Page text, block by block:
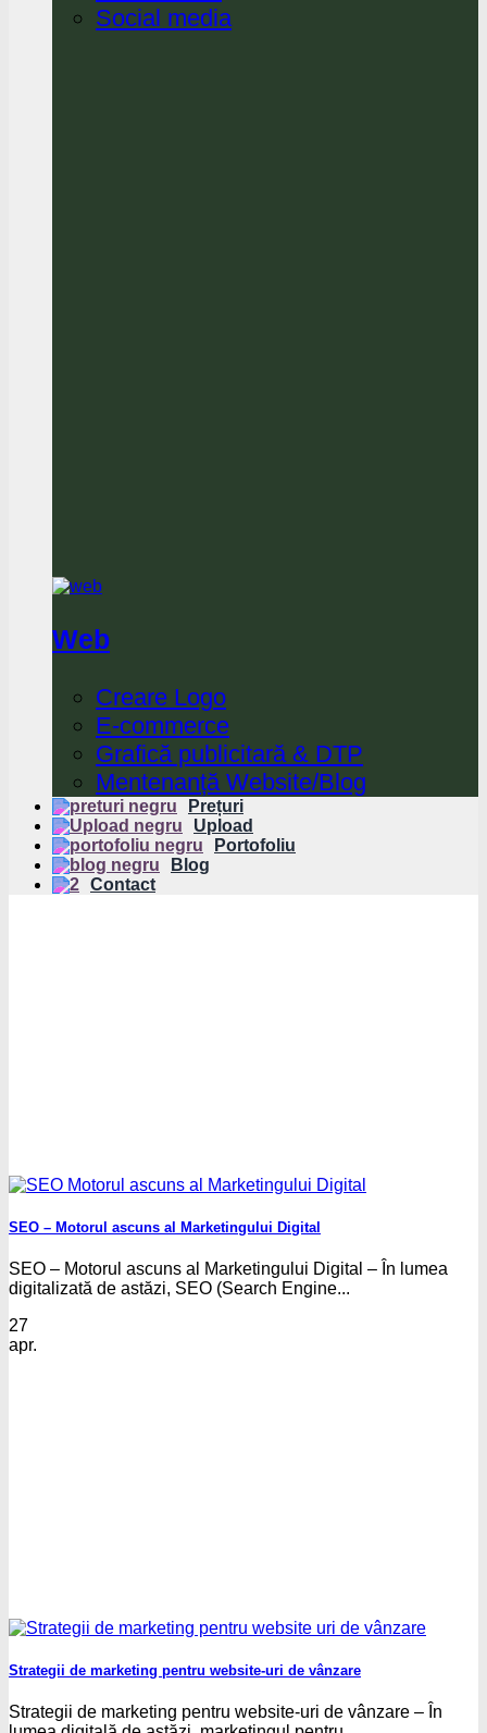
Social media
Web
Creare Logo
E-commerce
Grafică publicitară & DTP
Mentenanță Website/Blog
Prețuri
Upload
Portofoliu
Blog
Contact
SEO – Motorul ascuns al Marketingului Digital
SEO – Motorul ascuns al Marketingului Digital – În lumea
digitalizată de astăzi, SEO (Search Engine...
27
apr.
Strategii de marketing pentru website-uri de vânzare
Strategii de marketing pentru website-uri de vânzare – În